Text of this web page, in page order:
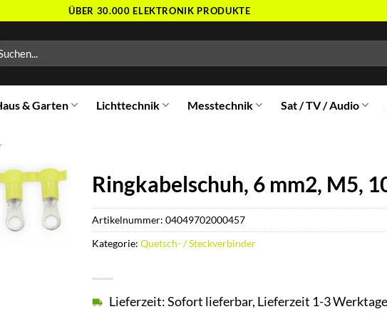
ÜBER 30.000 ELEKTRONIK PRODUKTE
& Garten Lichttechnik Messtechnik Sat / TV / Audio
Ringkabelschuh, 6 mm2, M5,
Lieferzeit: Sofort lieferbar, Lieferzeit 1-3 Werktage
Artikelnummer: 04049702000457
Kategorie: Quetsch- / Steckverbinder